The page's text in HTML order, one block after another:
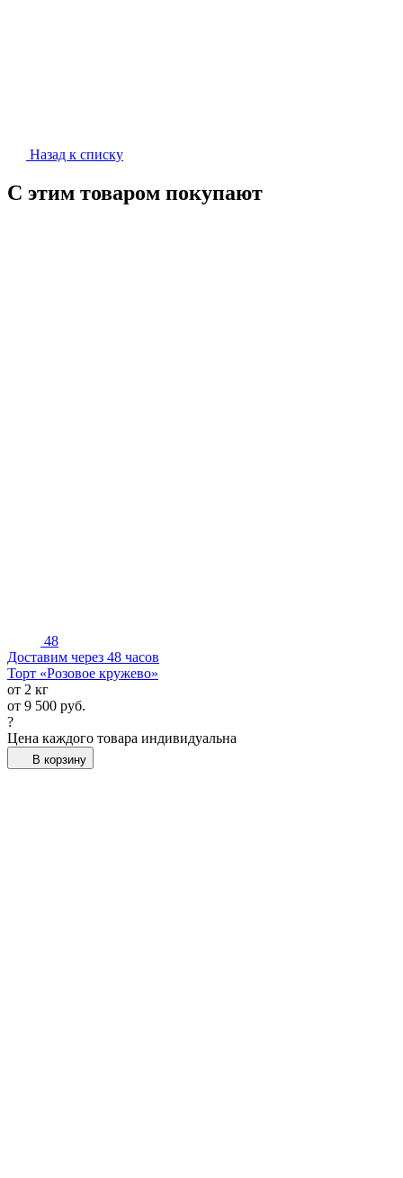
Назад к списку
С этим товаром покупают
48
Доставим через 48 часов
Торт «Розовое кружево»
от 2 кг
от 9 500 руб.
?
Цена каждого товара индивидуальна
В корзину